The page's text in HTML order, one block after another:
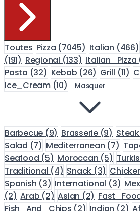
Toutes Pizza (7045) Italian (466)
(191) Regional (133) Italian_Pizza
Pasta (32) Kebab (26) Grill (11)
Ice_Cream (10) Masquer
Barbecue (9) Brasserie (9)
Salad (7) Mediterranean (7)
Seafood (5) Moroccan (5)
Traditional (4) Snack (3)
Spanish (3) International (3)
(2) Arab (2) Asian (2)